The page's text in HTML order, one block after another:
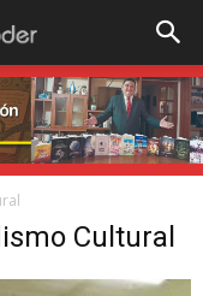
Cultural